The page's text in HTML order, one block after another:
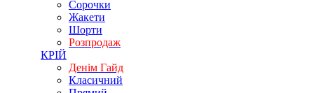
Сорочки
Жакети
Шорти
Розпродаж
КРІЙ
Денім Гайд
Класичний